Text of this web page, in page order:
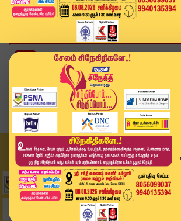
Home
வீடியோ ஸ்டோரி
'மா' விவசாயிகளுக்கு ஆதரவாக